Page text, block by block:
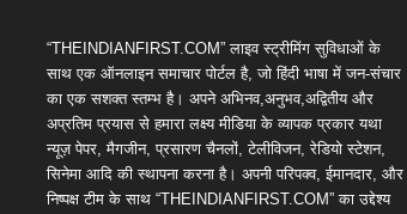
“THEINDIANFIRST.COM” लाइव स्ट्रीमिंग सुविधाओं के
साथ एक ऑनलाइन समाचार पोर्टल है, जो हिंदी भाषा में जन-संचार
का एक सशक्त स्तम्भ है। अपने अभिनव,अनुभव,अद्वितीय और
अप्रतिम प्रयास से हमारा लक्ष्य मीडिया के व्यापक प्रकार यथा
न्यूज़ पेपर, मैगजीन, प्रसारण चैनलों, टेलीविजन, रेडियो स्टेशन,
सिनेमा आदि की स्थापना करना है। अपनी परिपक्व, ईमानदार, और
निष्पक्ष टीम के साथ “THEINDIANFIRST.COM” का उद्देश्य